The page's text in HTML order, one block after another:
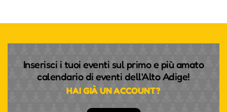
Inserisci i tuoi eventi sul primo e più amato
calendario di eventi dell'Alto Adige!
HAI GIÀ UN ACCOUNT?